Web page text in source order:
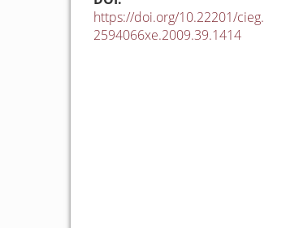
https://doi.org/10.22201/cieg.
2594066xe.2009.39.1414